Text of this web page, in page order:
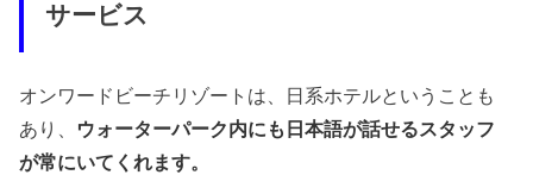
サービス
オンワードビーチリゾートは、日系ホテルということも
あり、 ウォーターパーク内にも日本語が話せるスタッフ
が常にいてくれます。